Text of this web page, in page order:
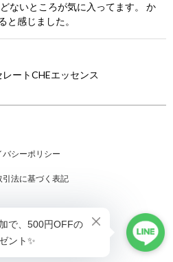
ないところが気に入ってます。 か
と感じました。
レートCHEエッセンス
ます。
とまで幅広く使用しています。潤
バシーポリシー
引法に基づく表記